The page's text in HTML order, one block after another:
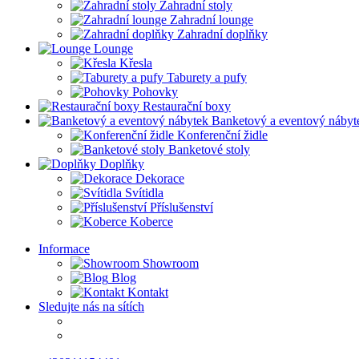
Zahradní stoly
Zahradní lounge
Zahradní doplňky
Lounge
Křesla
Taburety a pufy
Pohovky
Restaurační boxy
Banketový a eventový
Konferenční židle
Banketové stoly
Doplňky
Dekorace
Svítidla
Příslušenství
Koberce
Informace
Showroom
Blog
Kontakt
Sledujte nás na sítích